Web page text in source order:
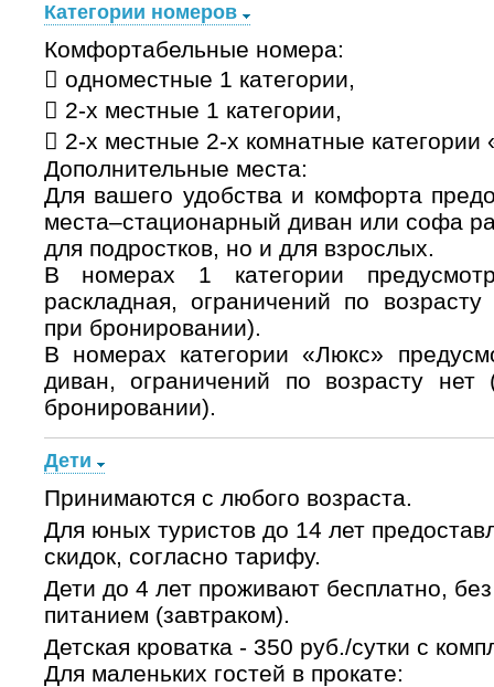
Категории номеров
Комфортабельные номера:
 одноместные 1 категории,
 2-х местные 1 категории,
 2-х местные 2-х комнатные категории
Дополнительные места:
Для вашего удобства и комфорта
места–стационарный диван или софа
для подростков, но и для взрослых.
В номерах 1 категории
раскладная, ограничений по
при бронировании).
В номерах категории «Люкс»
диван, ограничений по возрасту нет
бронировании).
Дети
Принимаются с любого возраста.
Для юных туристов до 14 лет
скидок, согласно тарифу.
Дети до 4 лет проживают бесплатно,
питанием (завтраком).
Детская кроватка - 350 руб./сутки с
Для маленьких гостей в прокате: